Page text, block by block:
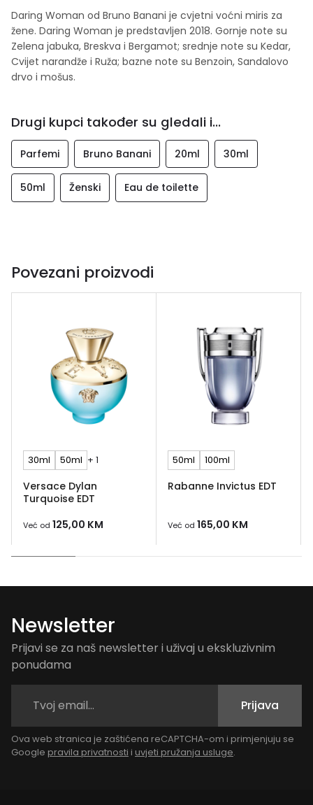
Daring Woman od Bruno Banani je cvjetni voćni miris za
žene. Daring Woman je predstavljen 2018. Gornje note su
Zelena jabuka, Breskva i Bergamot; srednje note su Kedar,
Cvijet narandže i Ruža; bazne note su Benzoin, Sandalovo
drvo i mošus.
Drugi kupci također su gledali i...
Parfemi Bruno Banani 20ml 30ml
50ml Ženski Eau de toilette
Povezani proizvodi
30ml 50ml + 1
Versace Dylan
Turquoise EDT
Već od 125,00 KM
50ml 100ml
Rabanne Invictus EDT
Već od 165,00 KM
Newsletter
Prijavi se za naš newsletter i uživaj u ekskluzivnim
ponudama
Prijava
Ova web stranica je zaštićena reCAPTCHA-om i primjenjuju se
Google pravila privatnosti i uvjeti pružanja usluge.